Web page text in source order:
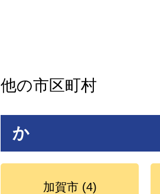
他の市区町村
か
加賀市 (4)